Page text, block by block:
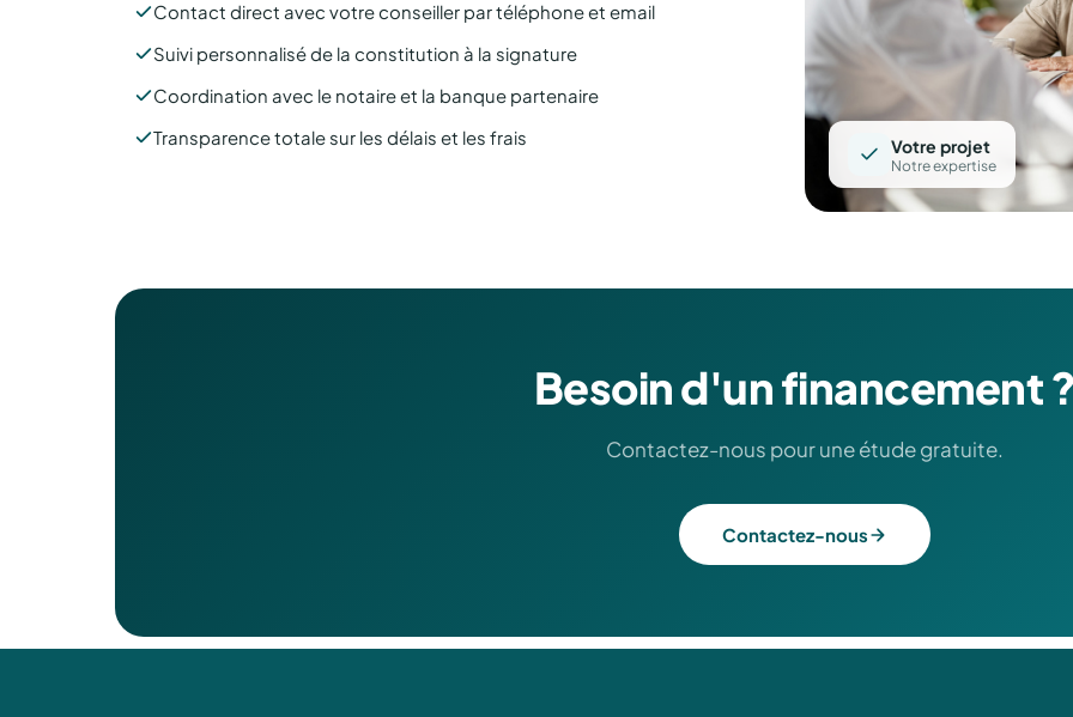
Contact direct avec votre conseiller par téléphone et email
Suivi personnalisé de la constitution à la signature
Coordination avec le notaire et la banque partenaire
Transparence totale sur les délais et les frais
Votre projet
Notre expertise
Besoin d'un financement
Contactez-nous pour une étude gratuite.
Contactez-nous